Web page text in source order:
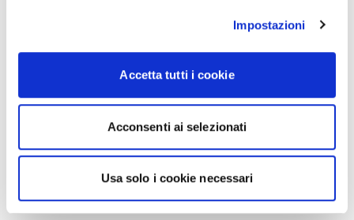
Impostazioni
Accetta tutti i cookie
Acconsenti ai selezionati
Usa solo i cookie necessari